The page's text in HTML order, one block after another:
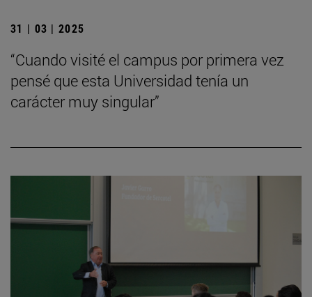
31 | 03 | 2025
“Cuando visité el campus por primera vez
pensé que esta Universidad tenía un
carácter muy singular”